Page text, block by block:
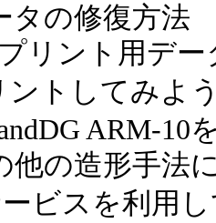
タの修復方法
リント用デ
ントしてみよ
ARM-10
他の造形手法
ビスを利用